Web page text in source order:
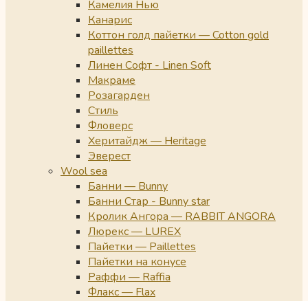
Камелия Нью
Канарис
Коттон голд пайетки — Cotton gold
paillettes
Линен Софт - Linen Soft
Макраме
Розагарден
Стиль
Фловерс
Херитайдж — Heritage
Эверест
Wool sea
Банни — Bunny
Банни Стар - Bunny star
Кролик Ангора — RABBIT ANGORA
Люрекс — LUREX
Пайетки — Paillettes
Пайетки на конусе
Раффи — Raffia
Флакс — Flax